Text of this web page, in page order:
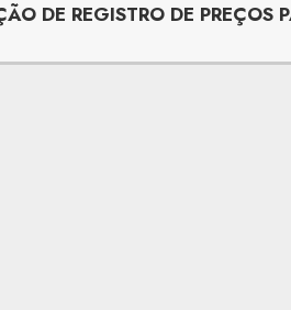
DE REGISTRO DE PREÇOS